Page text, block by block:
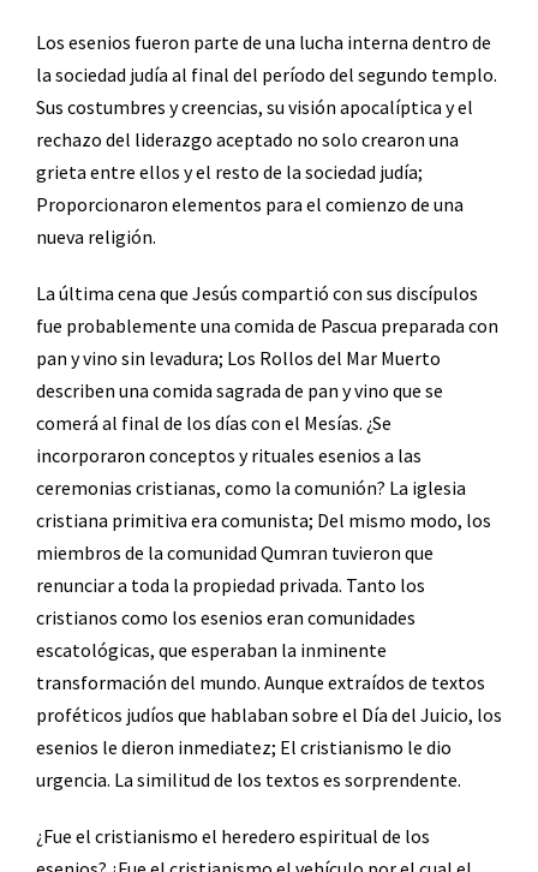
Los esenios fueron parte de una lucha interna dentro de
la sociedad judía al final del período del segundo templo.
Sus costumbres y creencias, su visión apocalíptica y el
rechazo del liderazgo aceptado no solo crearon una
grieta entre ellos y el resto de la sociedad judía;
Proporcionaron elementos para el comienzo de una
nueva religión.
La última cena que Jesús compartió con sus discípulos
fue probablemente una comida de Pascua preparada con
pan y vino sin levadura; Los Rollos del Mar Muerto
describen una comida sagrada de pan y vino que se
comerá al final de los días con el Mesías. ¿Se
incorporaron conceptos y rituales esenios a las
ceremonias cristianas, como la comunión? La iglesia
cristiana primitiva era comunista; Del mismo modo, los
miembros de la comunidad Qumran tuvieron que
renunciar a toda la propiedad privada. Tanto los
cristianos como los esenios eran comunidades
escatológicas, que esperaban la inminente
transformación del mundo. Aunque extraídos de textos
proféticos judíos que hablaban sobre el Día del Juicio, los
esenios le dieron inmediatez; El cristianismo le dio
urgencia. La similitud de los textos es sorprendente.
¿Fue el cristianismo el heredero espiritual de los